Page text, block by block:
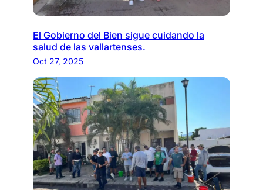
El Gobierno del Bien sigue cuidando la
salud de las vallartenses.
Oct 27, 2025